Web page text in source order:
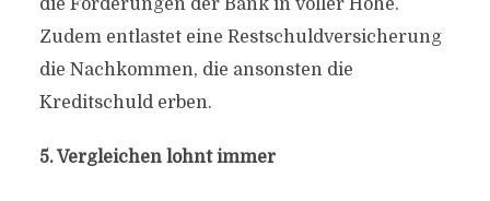
die Forderungen der Bank in voller Höhe.
Zudem entlastet eine Restschuldversicherung
die Nachkommen, die ansonsten die
Kreditschuld erben.
5. Vergleichen lohnt immer